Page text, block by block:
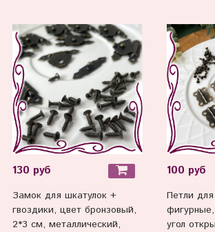
130 руб
Замок для шкатулок +
гвоздики, цвет бронзовый,
2*3 см, металлический,
100 руб
Петли
угол